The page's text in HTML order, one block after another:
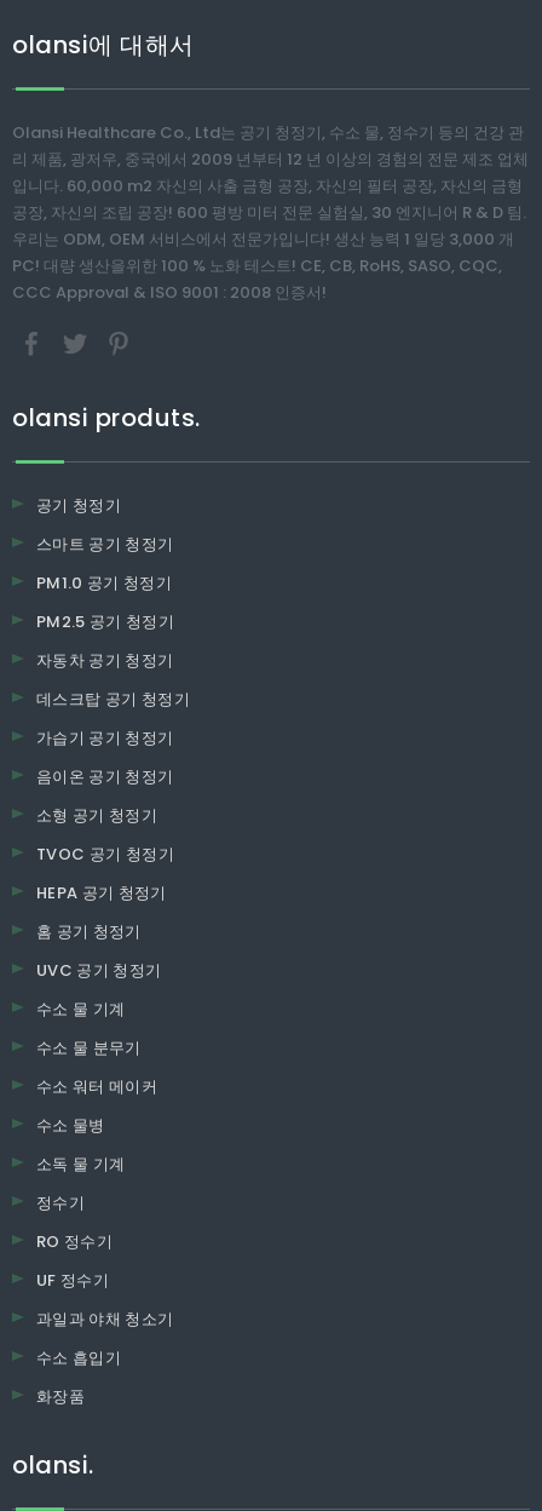
olansi에 대해서
Olansi Healthcare Co., Ltd는 공기 청정기, 수소 물, 정수기 등의 건강 관
리 제품, 광저우, 중국에서 2009 년부터 12 년 이상의 경험의 전문 제조 업체
입니다. 60,000 m2 자신의 사출 금형 공장, 자신의 필터 공장, 자신의 금형
공장, 자신의 조립 공장! 600 평방 미터 전문 실험실, 30 엔지니어 R & D 팀.
우리는 ODM, OEM 서비스에서 전문가입니다! 생산 능력 1 일당 3,000 개
PC! 대량 생산을위한 100 % 노화 테스트! CE, CB, RoHS, SASO, CQC,
CCC Approval & ISO 9001 : 2008 인증서!
olansi produts.
공기 청정기
스마트 공기 청정기
PM1.0 공기 청정기
PM2.5 공기 청정기
자동차 공기 청정기
데스크탑 공기 청정기
가습기 공기 청정기
음이온 공기 청정기
소형 공기 청정기
TVOC 공기 청정기
HEPA 공기 청정기
홈 공기 청정기
UVC 공기 청정기
수소 물 기계
수소 물 분무기
수소 워터 메이커
수소 물병
소독 물 기계
정수기
RO 정수기
UF 정수기
과일과 야채 청소기
수소 흡입기
화장품
olansi.